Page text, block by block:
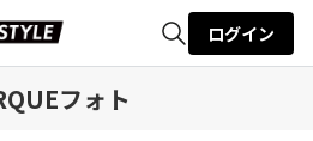
ログイン
フォト